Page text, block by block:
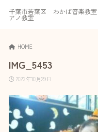
千葉市若葉区 わかば音楽教
アノ教室
HOME
IMG_5453
2023年10月29日